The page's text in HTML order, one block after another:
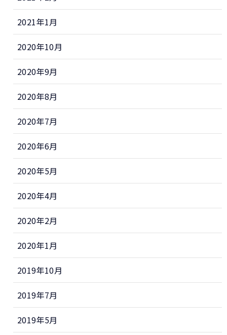
2021年1月
2020年10月
2020年9月
2020年8月
2020年7月
2020年6月
2020年5月
2020年4月
2020年2月
2020年1月
2019年10月
2019年7月
2019年5月